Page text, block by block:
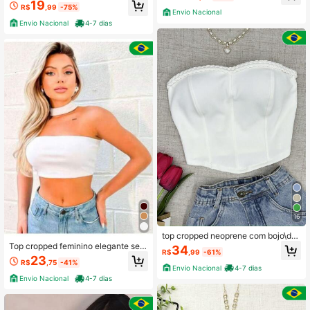
R$19 ,99 -75%
Envio Nacional
4-7 dias
Top cropped feminino elegante sem
mangas com ombros à mostra e gol
a choker. Tecido com elasticidade
média.
R$23 ,75 -41%
Envio Nacional
4-7 dias
Envio Nacional
16
top cropped neoprene com bojo\des
ign detalhado de tecido
R$34 ,99 -61%
Envio Nacional
4-7 dias